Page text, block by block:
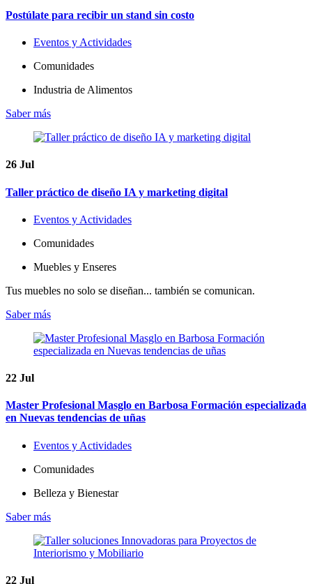
Postúlate para recibir un stand sin costo
Eventos y Actividades
Comunidades
Industria de Alimentos
Saber más
26 Jul
Taller práctico de diseño IA y marketing digital
Eventos y Actividades
Comunidades
Muebles y Enseres
Tus muebles no solo se diseñan... también se comunican.
Saber más
22 Jul
Master Profesional Masglo en Barbosa Formación especializada
en Nuevas tendencias de uñas
Eventos y Actividades
Comunidades
Belleza y Bienestar
Saber más
22 Jul